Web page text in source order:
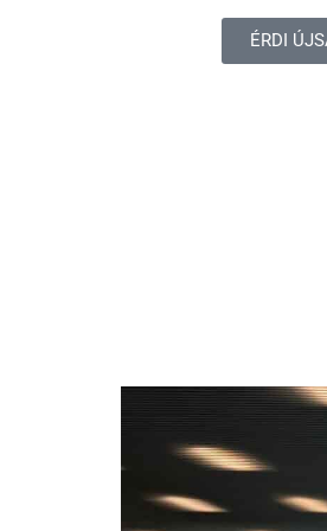
ÉRDI